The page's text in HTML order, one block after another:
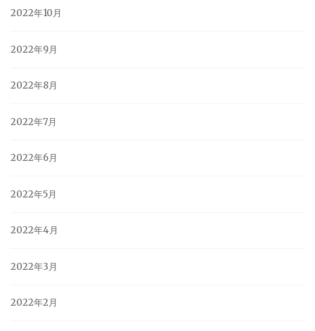
2022年10月
2022年9月
2022年8月
2022年7月
2022年6月
2022年5月
2022年4月
2022年3月
2022年2月